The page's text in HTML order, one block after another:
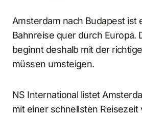
Amsterdam nach Budapest ist
Bahnreise quer durch Europa.
beginnt deshalb mit der
müssen umsteigen.
NS International listet
mit einer schnellsten Reisezeit